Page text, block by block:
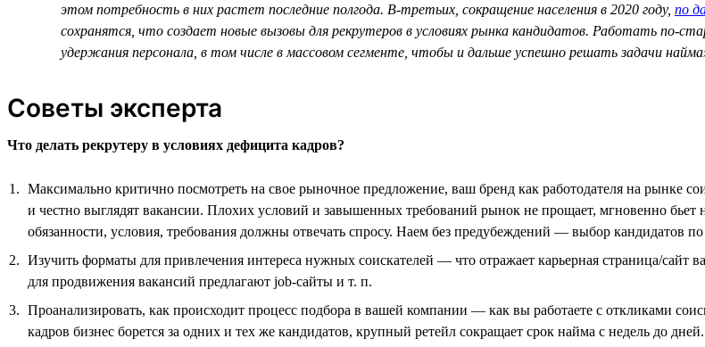
этом потребность в них растет последние полгода. В-третьих, сокращение населения в 2020 году, по
сохранятся, что создает новые вызовы для рекрутеров в условиях рынка кандидатов. Работать по-
удержания персонала, в том числе в массовом сегменте, чтобы и дальше успешно решать задачи
Советы эксперта
Что делать рекрутеру в условиях дефицита кадров?
Максимально критично посмотреть на свое рыночное предложение, ваш бренд как работодателя на рынке
и честно выглядят вакансии. Плохих условий и завышенных требований рынок не прощает, мгновенно
обязанности, условия, требования должны отвечать спросу. Наем без предубеждений — выбор кандидатов
Изучить форматы для привлечения интереса нужных соискателей — что отражает карьерная страница/
для продвижения вакансий предлагают job-сайты и т. п.
Проанализировать, как происходит процесс подбора в вашей компании — как вы работаете с откликами
кадров бизнес борется за одних и тех же кандидатов, крупный ретейл сокращает срок найма с недель до